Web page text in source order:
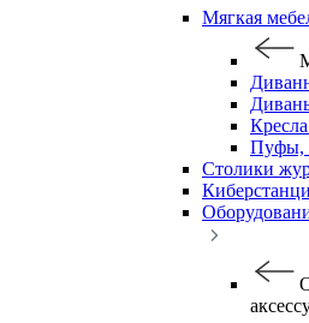
Мягкая
Пуфы,
Столики